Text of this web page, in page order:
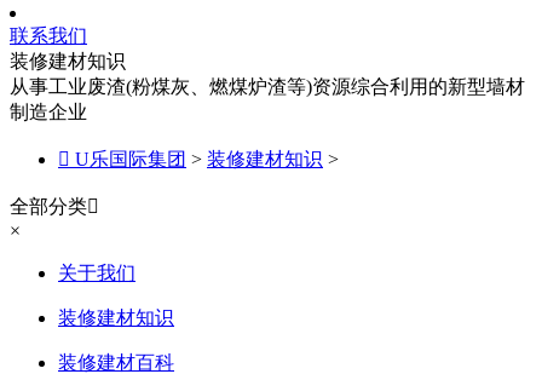
联系我们
装修建材知识
从事工业废渣(粉煤灰、燃煤炉渣等)资源综合利用的新型墙材
制造企业
 U乐国际集团 > 装修建材知识 >
全部分类
×
关于我们
装修建材知识
装修建材百科